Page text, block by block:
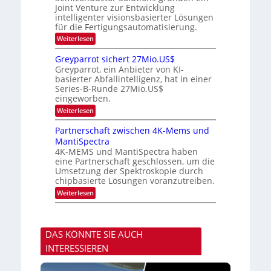
d
s
n
H
a
l
b
j
a
h
r
m
t
i
n
d
e
D
A
C
H
-
I
n
d
u
s
t
i
e
z
u
K
u
r
s
v
o
n
P
h
o
t
o
n
i
s
H
u
b
Joint Venture zur Entwicklung
intelligenter visionsbasierter Lösungen
für die Fertigungsautomatisierung.
Weiterlesen:
M
t
s
u
b
i
s
h
i
E
l
e
t
r
i
c
u
o
y
s
Greyparrot sichert 27Mio.US$
Greyparrot, ein Anbieter von KI-
basierter Abfallintelligenz, hat in einer
Series-B-Runde 27Mio.US$
eingeworben.
Weiterlesen:
G
r
e
y
p
a
r
r
o
t
s
h
e
r
t
2
Partnerschaft zwischen 4K-Mems und
MantiSpectra
4K-MEMS und MantiSpectra haben
eine Partnerschaft geschlossen, um die
Umsetzung der Spektroskopie durch
chipbasierte Lösungen voranzutreiben.
Weiterlesen:
P
t
n
r
DAS KÖNNTE SIE AUCH
INTERESSIEREN